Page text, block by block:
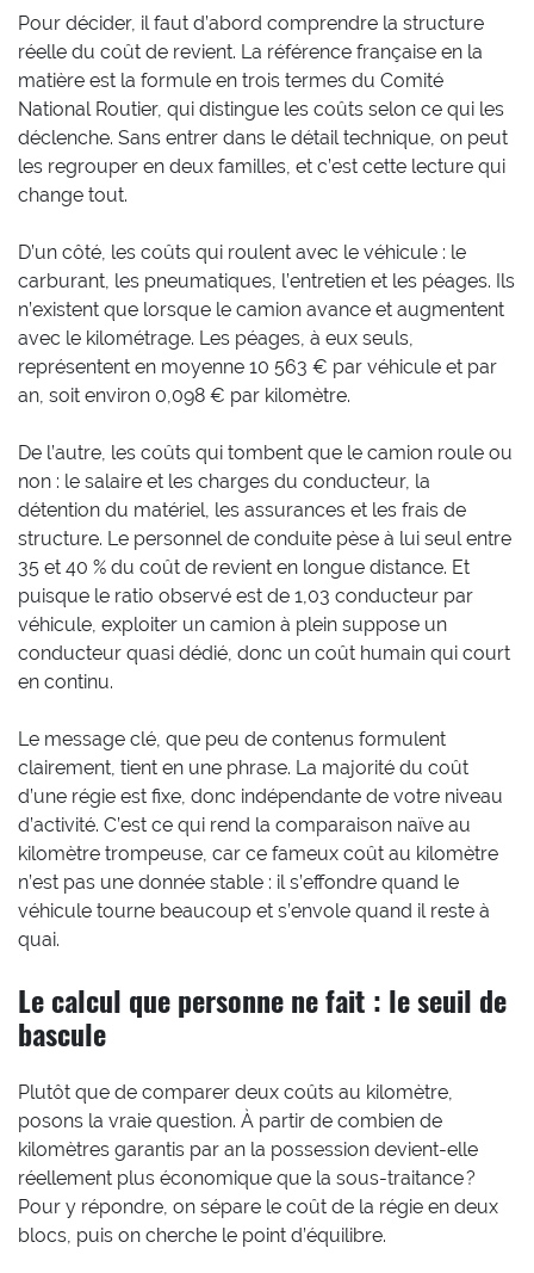
Pour décider, il faut d’abord comprendre la structure
réelle du coût de revient. La référence française en la
matière est la formule en trois termes du Comité
National Routier, qui distingue les coûts selon ce qui les
déclenche. Sans entrer dans le détail technique, on peut
les regrouper en deux familles, et c’est cette lecture qui
change tout.
D’un côté, les coûts qui roulent avec le véhicule : le
carburant, les pneumatiques, l’entretien et les péages. Ils
n’existent que lorsque le camion avance et augmentent
avec le kilométrage. Les péages, à eux seuls,
représentent en moyenne 10 563 € par véhicule et par
an, soit environ 0,098 € par kilomètre.
De l’autre, les coûts qui tombent que le camion roule ou
non : le salaire et les charges du conducteur, la
détention du matériel, les assurances et les frais de
structure. Le personnel de conduite pèse à lui seul entre
35 et 40 % du coût de revient en longue distance. Et
puisque le ratio observé est de 1,03 conducteur par
véhicule, exploiter un camion à plein suppose un
conducteur quasi dédié, donc un coût humain qui court
en continu.
Le message clé, que peu de contenus formulent
clairement, tient en une phrase. La majorité du coût
d’une régie est fixe, donc indépendante de votre niveau
d’activité. C’est ce qui rend la comparaison naïve au
kilomètre trompeuse, car ce fameux coût au kilomètre
n’est pas une donnée stable : il s’effondre quand le
véhicule tourne beaucoup et s’envole quand il reste à
quai.
Le calcul que personne ne fait : le seuil de
bascule
Plutôt que de comparer deux coûts au kilomètre,
posons la vraie question. À partir de combien de
kilomètres garantis par an la possession devient-elle
réellement plus économique que la sous-traitance ?
Pour y répondre, on sépare le coût de la régie en deux
blocs, puis on cherche le point d’équilibre.